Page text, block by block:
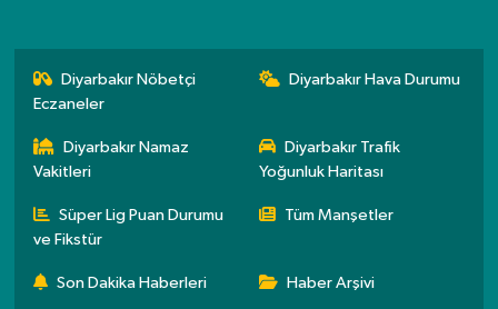
Diyarbakır Nöbetçi
Eczaneler
Diyarbakır Hava Durumu
Diyarbakır Namaz
Vakitleri
Diyarbakır Trafik
Yoğunluk Haritası
Süper Lig Puan Durumu
ve Fikstür
Tüm Manşetler
Son Dakika Haberleri Haber Arşivi